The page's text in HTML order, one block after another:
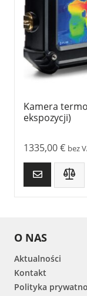
Kamera
ekspozycji)
1335,00€ bez
O NAS
Aktualności
Kontakt
Polityka